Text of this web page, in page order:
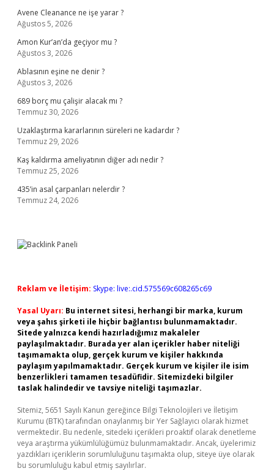
Avene Cleanance ne işe yarar ?
Ağustos 5, 2026
Amon Kur’an’da geçiyor mu ?
Ağustos 3, 2026
Ablasının eşine ne denir ?
Ağustos 3, 2026
689 borç mu çalişir alacak mı ?
Temmuz 30, 2026
Uzaklaştırma kararlarının süreleri ne kadardır ?
Temmuz 29, 2026
Kaş kaldırma ameliyatının diğer adı nedir ?
Temmuz 25, 2026
435’in asal çarpanları nelerdir ?
Temmuz 24, 2026
Reklam ve İletişim: Skype: live:.cid.575569c608265c69
Yasal Uyarı: Bu internet sitesi, herhangi bir marka, kurum
veya şahıs şirketi ile hiçbir bağlantısı bulunmamaktadır.
Sitede yalnızca kendi hazırladığımız makaleler
paylaşılmaktadır. Burada yer alan içerikler haber niteliği
taşımamakta olup, gerçek kurum ve kişiler hakkında
paylaşım yapılmamaktadır. Gerçek kurum ve kişiler ile isim
benzerlikleri tamamen tesadüfidir. Sitemizdeki bilgiler
taslak halindedir ve tavsiye niteliği taşımazlar.
Sitemiz, 5651 Sayılı Kanun gereğince Bilgi Teknolojileri ve İletişim
Kurumu (BTK) tarafından onaylanmış bir Yer Sağlayıcı olarak hizmet
vermektedir. Bu nedenle, sitedeki içerikleri proaktif olarak denetleme
veya araştırma yükümlülüğümüz bulunmamaktadır. Ancak, üyelerimiz
yazdıkları içeriklerin sorumluluğunu taşımakta olup, siteye üye olarak
bu sorumluluğu kabul etmiş sayılırlar.